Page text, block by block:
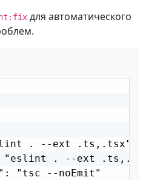
для автоматического
. --ext .ts,.tsx",
"eslint . --ext
"tsc --noEmit"